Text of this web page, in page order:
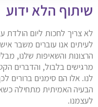
שיתוף הלא ידוע
לא צריך לחכות ליום הולדת
לעיתים אנו עוברים משבר
הרצונות והשאיפות שלנו,
מרגישים בלבול, והדברים
לנו. אלו הם סימנים ברורים
הבעיה האמיתית מתחילה
לעצמנו.